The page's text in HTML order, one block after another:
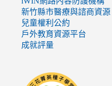
新竹縣市醫療與諮商資源
兒童權利公約
戶外教育資源平台
成就評量